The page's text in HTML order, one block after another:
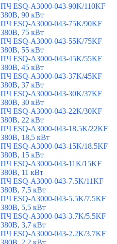
ПЧ ESQ-A3000-043-90K/110KF
380В, 90 кВт
ПЧ ESQ-A3000-043-75K/90KF
380В, 75 кВт
ПЧ ESQ-A3000-043-55K/75KF
380В, 55 кВт
ПЧ ESQ-A3000-043-45K/55KF
380В, 45 кВт
ПЧ ESQ-A3000-043-37K/45KF
380В, 37 кВт
ПЧ ESQ-A3000-043-30K/37KF
380В, 30 кВт
ПЧ ESQ-A3000-043-22K/30KF
380В, 22 кВт
ПЧ ESQ-A3000-043-18.5K/22KF
380В, 18,5 кВт
ПЧ ESQ-A3000-043-15K/18.5KF
380В, 15 кВт
ПЧ ESQ-A3000-043-11K/15KF
380В, 11 кВт
ПЧ ESQ-A3000-043-7.5K/11KF
380В, 7,5 кВт
ПЧ ESQ-A3000-043-5.5K/7.5KF
380В, 5,5 кВт
ПЧ ESQ-A3000-043-3.7K/5.5KF
380В, 3,7 кВт
ПЧ ESQ-A3000-043-2.2K/3.7KF